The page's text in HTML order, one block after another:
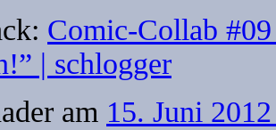
Comic-Collab
| schlogger
am 15. Juni